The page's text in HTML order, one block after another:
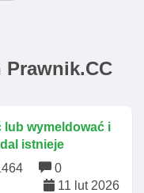
lub wymeldować i
istnieje
0
11 lut 2026